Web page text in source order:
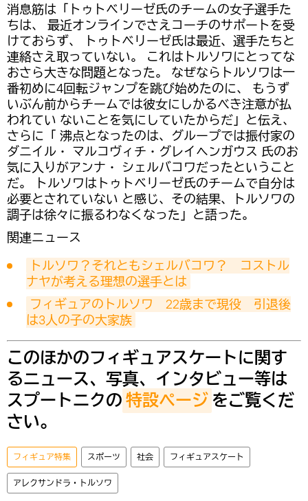
消息筋は「トゥトベリーゼ氏のチームの女子選手た
ちは、 最近オンラインでさえコーチのサポートを受
けておらず、 トゥトベリーゼ氏は最近、選手たちと
連絡さえ取っていない。 これはトルソワにとってな
おさら大きな問題となった。 なぜならトルソワは一
番初めに4回転ジャンプを跳び始めたのに、 もうず
いぶん前からチームでは彼女にしかるべき注意が払
われてい ないことを気にしていたからだ」と伝え、
さらに「 沸点となったのは、グループでは振付家の
ダニイル・ マルコヴィチ・グレイヘンガウス 氏のお
気に入りがアンナ・ シェルバコワだったということ
だ。 トルソワはトゥトベリーゼ氏のチームで自分は
必要とされていない と感じ、その結果、トルソワの
調子は徐々に振るわなくなった」と語った。
関連ニュース
トルソワ？それともシェルバコワ？　コストル
ナヤが考える理想の選手とは
フィギュアのトルソワ　22歳まで現役　引退後
は3人の子の大家族
このほかのフィギュアスケートに関す
るニュース、写真、インタビュー等は
スプートニクの特設ページをご覧くだ
さい。
フィギュア特集 スポーツ 社会 フィギュアスケート
アレクサンドラ・トルソワ